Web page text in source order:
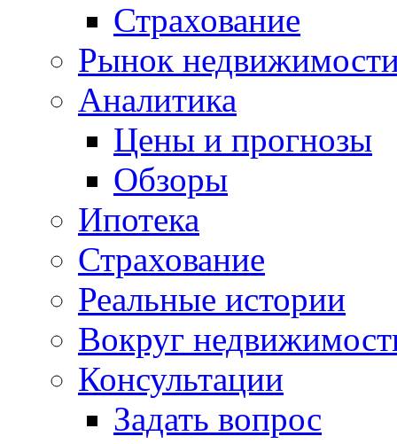
Страхование
Рынок
Аналитика
Цены и прогнозы
Обзоры
Ипотека
Страхование
Реальные истории
Вокруг
Консультации
Задать вопрос